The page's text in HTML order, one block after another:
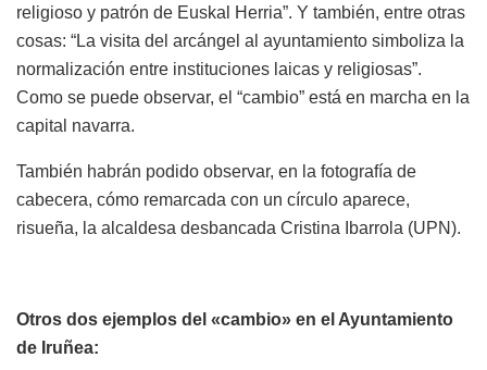
religioso y patrón de Euskal Herria”. Y también, entre otras
cosas: “La visita del arcángel al ayuntamiento simboliza la
normalización entre instituciones laicas y religiosas”.
Como se puede observar, el “cambio” está en marcha en la
capital navarra.
También habrán podido observar, en la fotografía de
cabecera, cómo remarcada con un círculo aparece,
risueña, la alcaldesa desbancada Cristina Ibarrola (UPN).
Otros dos ejemplos del «cambio» en el Ayuntamiento
de Iruñea: